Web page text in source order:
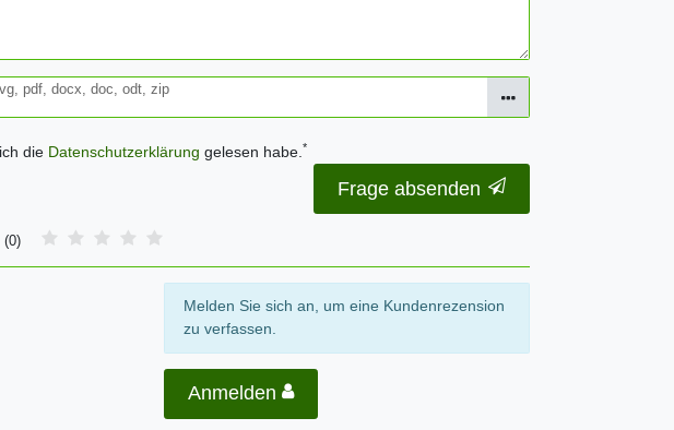
pdf, docx, doc, odt, zip
die Daten­schutz­erklärung gelesen habe. *
Frage absenden
(0)
Melden Sie sich an, um eine Kundenrezension
zu verfassen.
Anmelden